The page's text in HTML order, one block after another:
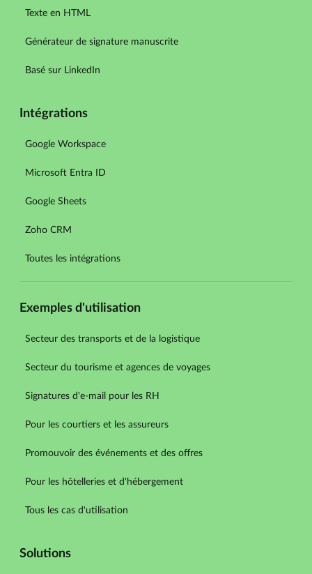
Texte en HTML
Générateur de signature manuscrite
Basé sur LinkedIn
Intégrations
Google Workspace
Microsoft Entra ID
Google Sheets
Zoho CRM
Toutes les intégrations
Exemples d'utilisation
Secteur des transports et de la logistique
Secteur du tourisme et agences de voyages
Signatures d'e-mail pour les RH
Pour les courtiers et les assureurs
Promouvoir des événements et des offres
Pour les hôtelleries et d'hébergement
Tous les cas d'utilisation
Solutions